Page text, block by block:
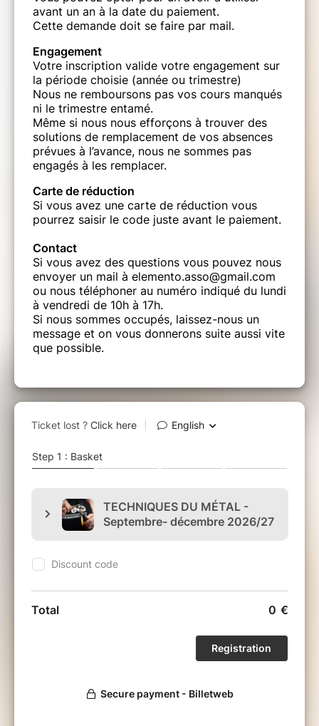
avant un an à la date du paiement.
Cette demande doit se faire par mail.
Engagement
Votre inscription valide votre engagement sur
la période choisie (année ou trimestre)
Nous ne remboursons pas vos cours manqués
ni le trimestre entamé.
Même si nous nous efforçons à trouver des
solutions de remplacement de vos absences
prévues à l’avance, nous ne sommes pas
engagés à les remplacer.
Carte de réduction
Si vous avez une carte de réduction vous
pourrez saisir le code juste avant le paiement.
Contact
Si vous avez des questions vous pouvez nous
envoyer un mail à elemento.asso@gmail.com
ou nous téléphoner au numéro indiqué du lundi
à vendredi de 10h à 17h.
Si nous sommes occupés, laissez-nous un
message et on vous donnerons suite aussi vite
que possible.